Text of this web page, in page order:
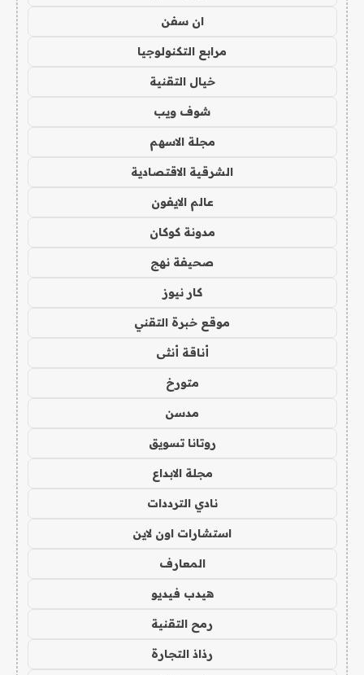
ان سفن
مرابع التكنولوجيا
خيال التقنية
شوف ويب
مجلة الاسهم
الشرقية الاقتصادية
عالم الايفون
مدونة كوكان
صحيفة نهج
كار نيوز
موقع خبرة التقني
أناقة أنثى
متورخ
مدسن
روتانا تسويق
مجلة الابداع
نادي الترددات
استشارات اون لاين
المعارف
هيدب فيديو
رمح التقنية
رذاذ التجارة